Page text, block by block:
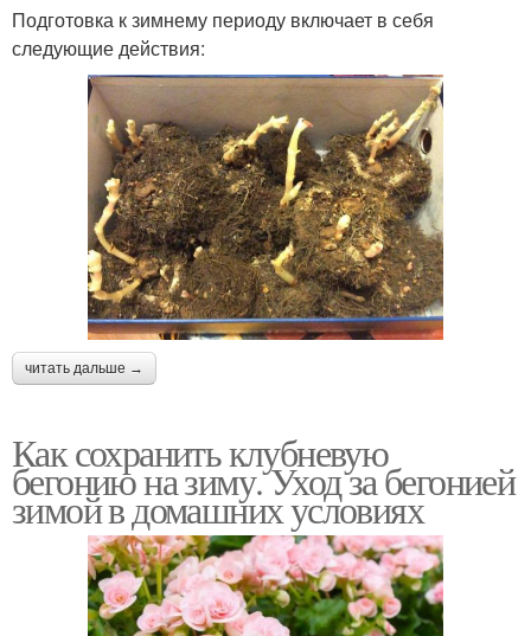
Подготовка к зимнему периоду включает в себя
следующие действия:
читать дальше →
Как сохранить клубневую
бегонию на зиму. Уход за бегонией
зимой в домашних условиях